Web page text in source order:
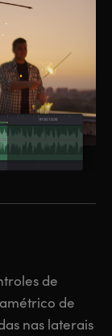
de
de
nas laterais